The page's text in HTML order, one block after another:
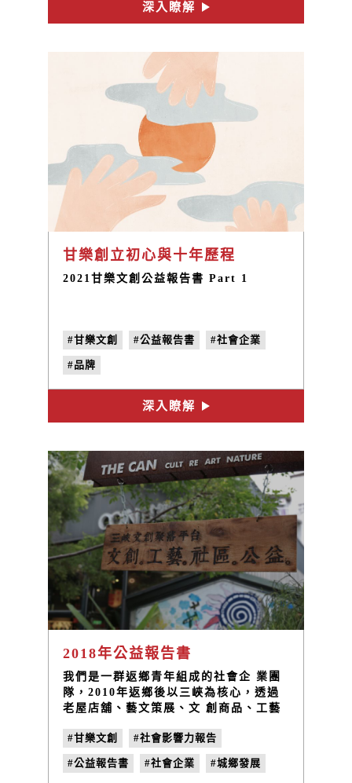
深入瞭解
甘樂創立初心與十年歷程
2021甘樂文創公益報告書 Part 1
#甘樂文創 #公益報告書 #社會企業
#品牌
深入瞭解
2018年公益報告書
我們是一群返鄉青年組成的社會企 業團
隊，2010年返鄉後以三峽為核心，透過
老屋店舖、藝文策展、文 創商品、工藝
會與社區共好的社 會企業。
#甘樂文創 #社會影響力報告
#公益報告書 #社會企業 #城鄉發展